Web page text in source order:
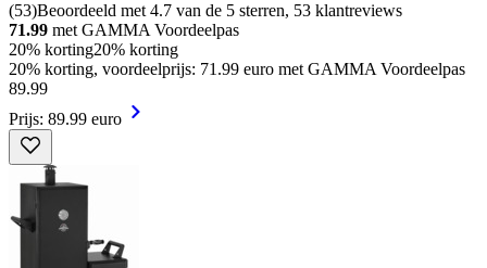
(53)Beoordeeld met 4.7 van de 5 sterren, 53 klantreviews
71.99 met GAMMA Voordeelpas
20% korting20% korting
20% korting, voordeelprijs: 71.99 euro met GAMMA Voordeelpas
89.99
Prijs: 89.99 euro